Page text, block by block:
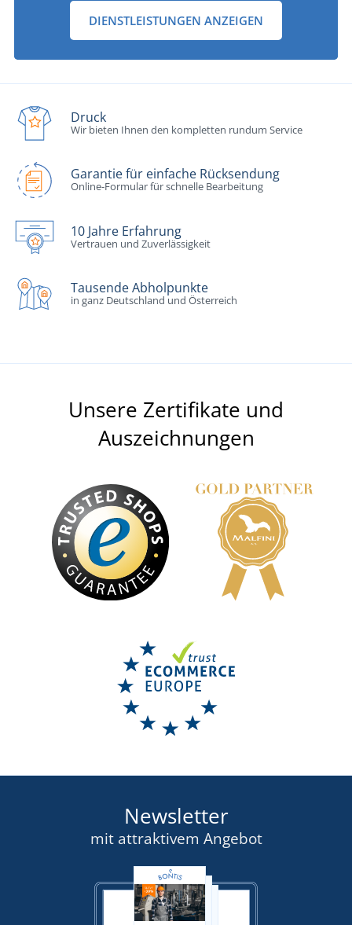
DIENSTLEISTUNGEN ANZEIGEN
Druck
Wir bieten Ihnen den kompletten rundum Service
Garantie für einfache Rücksendung
Online-Formular für schnelle Bearbeitung
10 Jahre Erfahrung
Vertrauen und Zuverlässigkeit
Tausende Abholpunkte
in ganz Deutschland und Österreich
Unsere Zertifikate und
Auszeichnungen
Newsletter
mit attraktivem Angebot